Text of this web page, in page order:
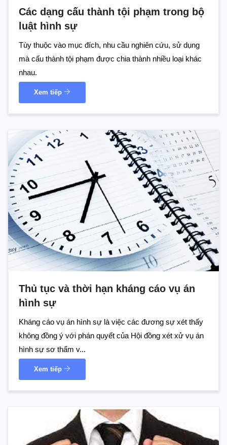
Các dạng cấu thành tội phạm trong bộ
luật hình sự
Tùy thuộc vào mục đích, nhu cầu nghiên cứu, sử dụng
mà cấu thành tội phạm được chia thành nhiều loại khác
nhau.
Xem tiếp
Thủ tục và thời hạn kháng cáo vụ án
hình sự
Kháng cáo vụ án hình sự là việc các đương sự xét thấy
không đồng ý với phán quyết của Hội đồng xét xử vụ án
hình sự sơ thẩm v...
Xem tiếp